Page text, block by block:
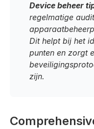
Device beheer
regelmatige
Dit helpt bij het
punten en zorgt
zijn.